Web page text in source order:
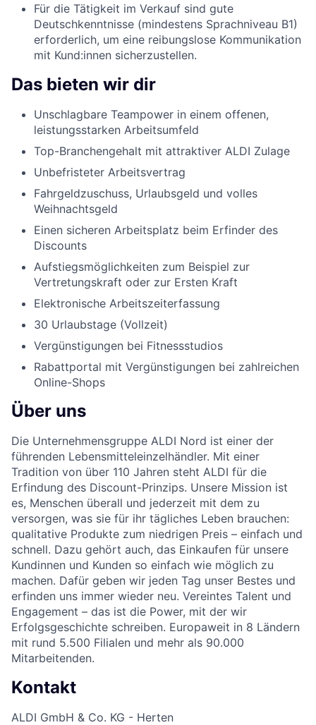
Für die Tätigkeit im Verkauf sind gute
Deutschkenntnisse (mindestens Sprachniveau B1)
erforderlich, um eine reibungslose Kommunikation
mit Kund:innen sicherzustellen.
Das bieten wir dir
Unschlagbare Teampower in einem offenen,
leistungsstarken Arbeitsumfeld
Top-Branchengehalt mit attraktiver ALDI Zulage
Unbefristeter Arbeitsvertrag
Fahrgeldzuschuss, Urlaubsgeld und volles
Weihnachtsgeld
Einen sicheren Arbeitsplatz beim Erfinder des
Discounts
Aufstiegsmöglichkeiten zum Beispiel zur
Vertretungskraft oder zur Ersten Kraft
Elektronische Arbeitszeiterfassung
30 Urlaubstage (Vollzeit)
Vergünstigungen bei Fitnessstudios
Rabattportal mit Vergünstigungen bei zahlreichen
Online-Shops
Über uns
Die Unternehmensgruppe ALDI Nord ist einer der
führenden Lebensmitteleinzelhändler. Mit einer
Tradition von über 110 Jahren steht ALDI für die
Erfindung des Discount-Prinzips. Unsere Mission ist
es, Menschen überall und jederzeit mit dem zu
versorgen, was sie für ihr tägliches Leben brauchen:
qualitative Produkte zum niedrigen Preis – einfach und
schnell. Dazu gehört auch, das Einkaufen für unsere
Kundinnen und Kunden so einfach wie möglich zu
machen. Dafür geben wir jeden Tag unser Bestes und
erfinden uns immer wieder neu. Vereintes Talent und
Engagement – das ist die Power, mit der wir
Erfolgsgeschichte schreiben. Europaweit in 8 Ländern
mit rund 5.500 Filialen und mehr als 90.000
Mitarbeitenden.
Kontakt
ALDI GmbH & Co. KG - Herten